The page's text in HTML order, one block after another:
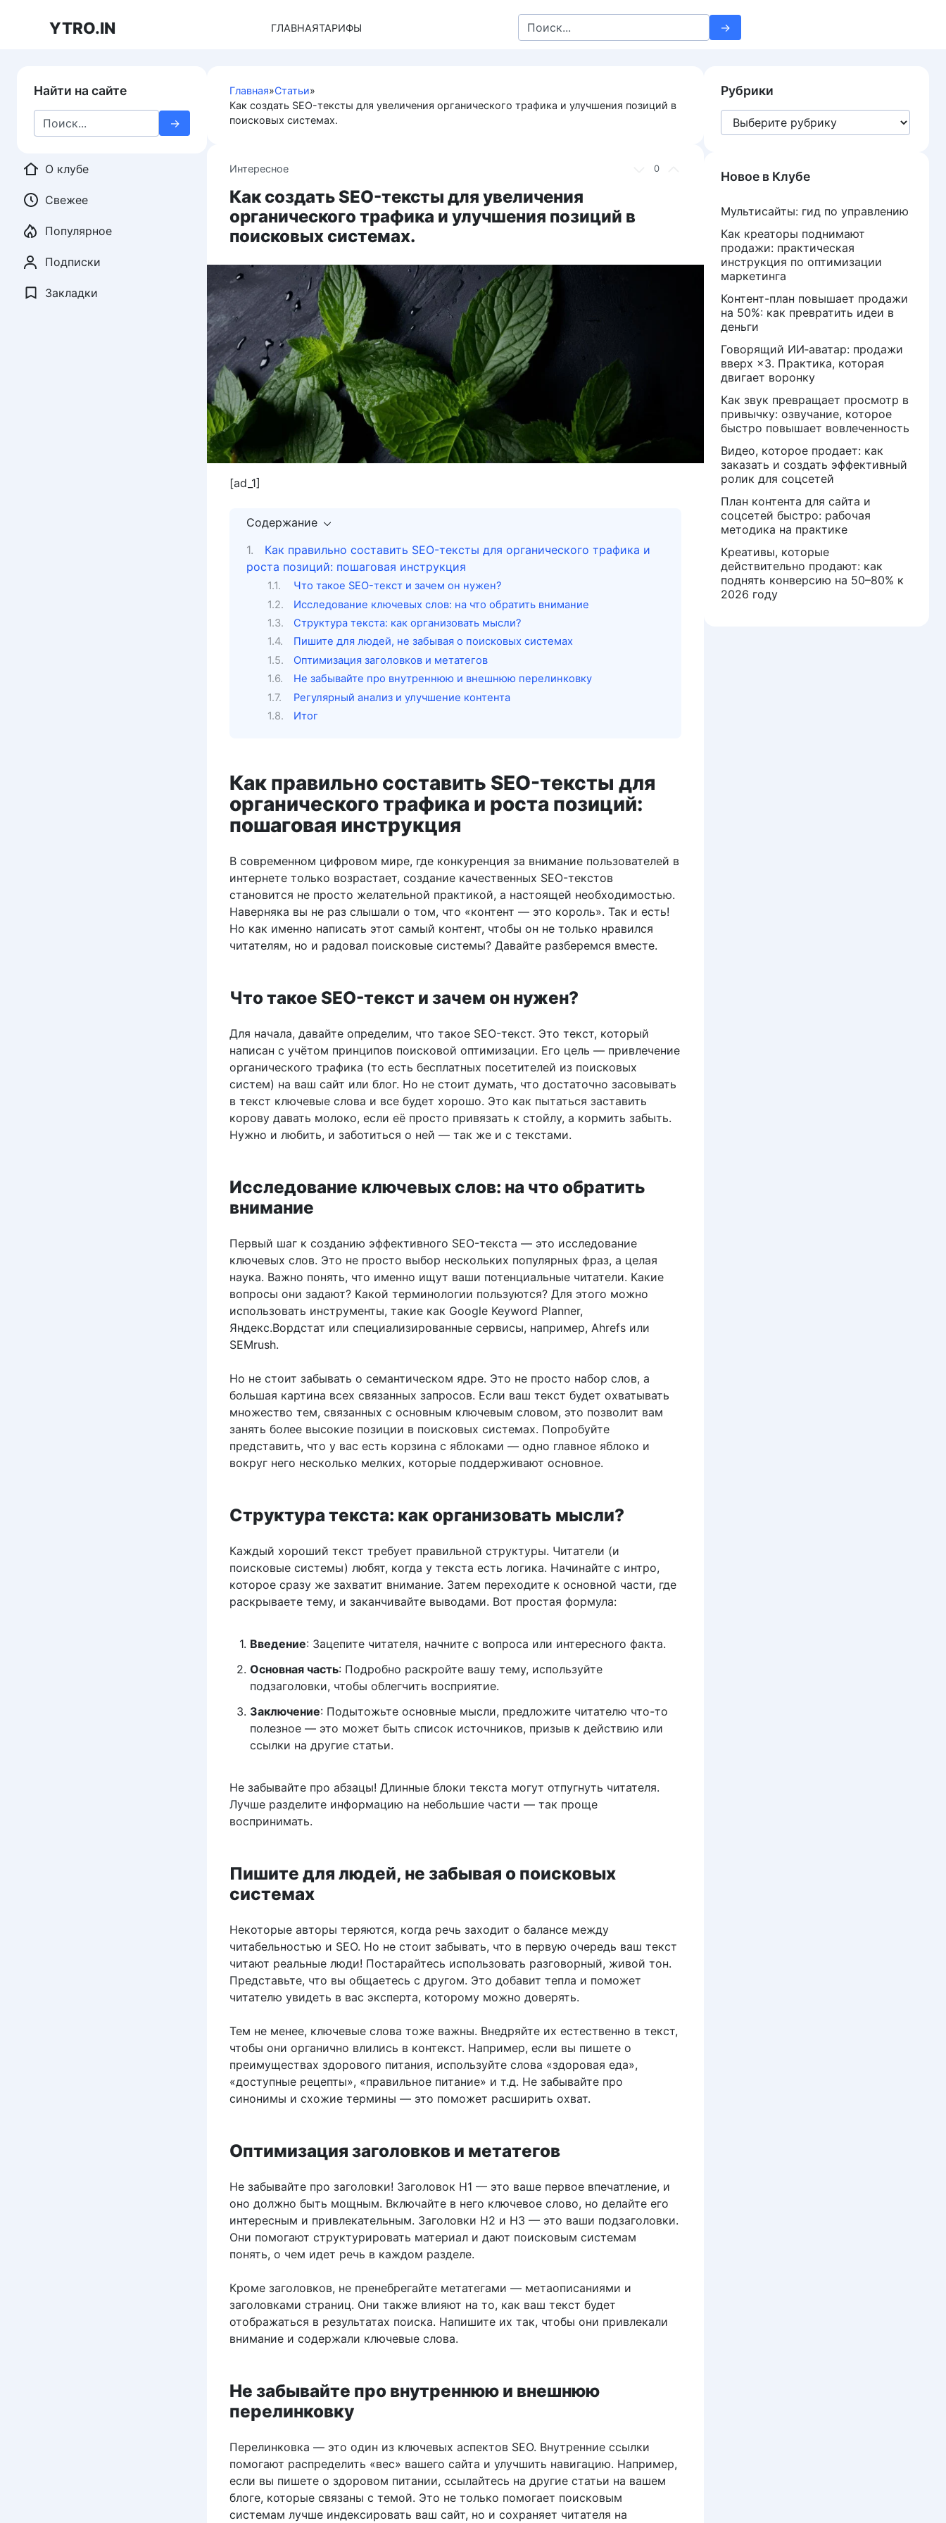
YTRO.IN ГЛАВНАЯТАРИФЫ
Search
for:
Главная»Статьи»
Как создать SEO-тексты для увеличения органического трафика и улучшения позиций в
поисковых системах.
0
Интересное
Как создать SEO-тексты для увеличения
органического трафика и улучшения позиций в
поисковых системах.
[ad_1]
Содержание
Как правильно составить SEO-тексты для органического трафика и
роста позиций: пошаговая инструкция
Что такое SEO-текст и зачем он нужен?
Исследование ключевых слов: на что обратить внимание
Структура текста: как организовать мысли?
Пишите для людей, не забывая о поисковых системах
Оптимизация заголовков и метатегов
Не забывайте про внутреннюю и внешнюю перелинковку
Регулярный анализ и улучшение контента
Итог
Как правильно составить SEO-тексты для
органического трафика и роста позиций:
пошаговая инструкция
В современном цифровом мире, где конкуренция за внимание пользователей в
интернете только возрастает, создание качественных SEO-текстов
становится не просто желательной практикой, а настоящей необходимостью.
Наверняка вы не раз слышали о том, что «контент — это король». Так и есть!
Но как именно написать этот самый контент, чтобы он не только нравился
читателям, но и радовал поисковые системы? Давайте разберемся вместе.
Что такое SEO-текст и зачем он нужен?
Для начала, давайте определим, что такое SEO-текст. Это текст, который
написан с учётом принципов поисковой оптимизации. Его цель — привлечение
органического трафика (то есть бесплатных посетителей из поисковых
систем) на ваш сайт или блог. Но не стоит думать, что достаточно засовывать
в текст ключевые слова и все будет хорошо. Это как пытаться заставить
корову давать молоко, если её просто привязать к стойлу, а кормить забыть.
Нужно и любить, и заботиться о ней — так же и с текстами.
Исследование ключевых слов: на что обратить
внимание
Первый шаг к созданию эффективного SEO-текста — это исследование
ключевых слов. Это не просто выбор нескольких популярных фраз, а целая
наука. Важно понять, что именно ищут ваши потенциальные читатели. Какие
вопросы они задают? Какой терминологии пользуются? Для этого можно
использовать инструменты, такие как Google Keyword Planner,
Яндекс.Вордстат или специализированные сервисы, например, Ahrefs или
SEMrush.
Но не стоит забывать о семантическом ядре. Это не просто набор слов, а
большая картина всех связанных запросов. Если ваш текст будет охватывать
множество тем, связанных с основным ключевым словом, это позволит вам
занять более высокие позиции в поисковых системах. Попробуйте
представить, что у вас есть корзина с яблоками — одно главное яблоко и
вокруг него несколько мелких, которые поддерживают основное.
Структура текста: как организовать мысли?
Каждый хороший текст требует правильной структуры. Читатели (и
поисковые системы) любят, когда у текста есть логика. Начинайте с интро,
которое сразу же захватит внимание. Затем переходите к основной части, где
раскрываете тему, и заканчивайте выводами. Вот простая формула:
Введение: Зацепите читателя, начните с вопроса или интересного факта.
Основная часть: Подробно раскройте вашу тему, используйте
подзаголовки, чтобы облегчить восприятие.
Заключение: Подытожьте основные мысли, предложите читателю что-то
полезное — это может быть список источников, призыв к действию или
ссылки на другие статьи.
Не забывайте про абзацы! Длинные блоки текста могут отпугнуть читателя.
Лучше разделите информацию на небольшие части — так проще
воспринимать.
Пишите для людей, не забывая о поисковых
системах
Некоторые авторы теряются, когда речь заходит о балансе между
читабельностью и SEO. Но не стоит забывать, что в первую очередь ваш текст
читают реальные люди! Постарайтесь использовать разговорный, живой тон.
Представьте, что вы общаетесь с другом. Это добавит тепла и поможет
читателю увидеть в вас эксперта, которому можно доверять.
Тем не менее, ключевые слова тоже важны. Внедряйте их естественно в текст,
чтобы они органично влились в контекст. Например, если вы пишете о
преимуществах здорового питания, используйте слова «здоровая еда»,
«доступные рецепты», «правильное питание» и т.д. Не забывайте про
синонимы и схожие термины — это поможет расширить охват.
Оптимизация заголовков и метатегов
Не забывайте про заголовки! Заголовок H1 — это ваше первое впечатление, и
оно должно быть мощным. Включайте в него ключевое слово, но делайте его
интересным и привлекательным. Заголовки H2 и H3 — это ваши подзаголовки.
Они помогают структурировать материал и дают поисковым системам
понять, о чем идет речь в каждом разделе.
Кроме заголовков, не пренебрегайте метатегами — метаописаниями и
заголовками страниц. Они также влияют на то, как ваш текст будет
отображаться в результатах поиска. Напишите их так, чтобы они привлекали
внимание и содержали ключевые слова.
Не забывайте про внутреннюю и внешнюю
перелинковку
Перелинковка — это один из ключевых аспектов SEO. Внутренние ссылки
помогают распределить «вес» вашего сайта и улучшить навигацию. Например,
если вы пишете о здоровом питании, ссылайтесь на другие статьи на вашем
блоге, которые связаны с темой. Это не только помогает поисковым
системам лучше индексировать ваш сайт, но и сохраняет читателя на
Найти на сайте
Search
for:
О клубе
Свежее
Популярное
Подписки
Закладки
Рубрики
Рубрики
Новое в Клубе
Мультисайты: гид по управлению
Как креаторы поднимают
продажи: практическая
инструкция по оптимизации
маркетинга
Контент-план повышает продажи
на 50%: как превратить идеи в
деньги
Говорящий ИИ‑аватар: продажи
вверх ×3. Практика, которая
двигает воронку
Как звук превращает просмотр в
привычку: озвучание, которое
быстро повышает вовлеченность
Видео, которое продает: как
заказать и создать эффективный
ролик для соцсетей
План контента для сайта и
соцсетей быстро: рабочая
методика на практике
Креативы, которые
действительно продают: как
поднять конверсию на 50–80% к
2026 году